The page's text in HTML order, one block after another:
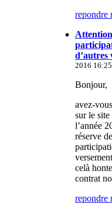
repondre
d’autres
2016
Bonjour,
avez-
sur le
l’année
réserve de
celà
contrat
repondre